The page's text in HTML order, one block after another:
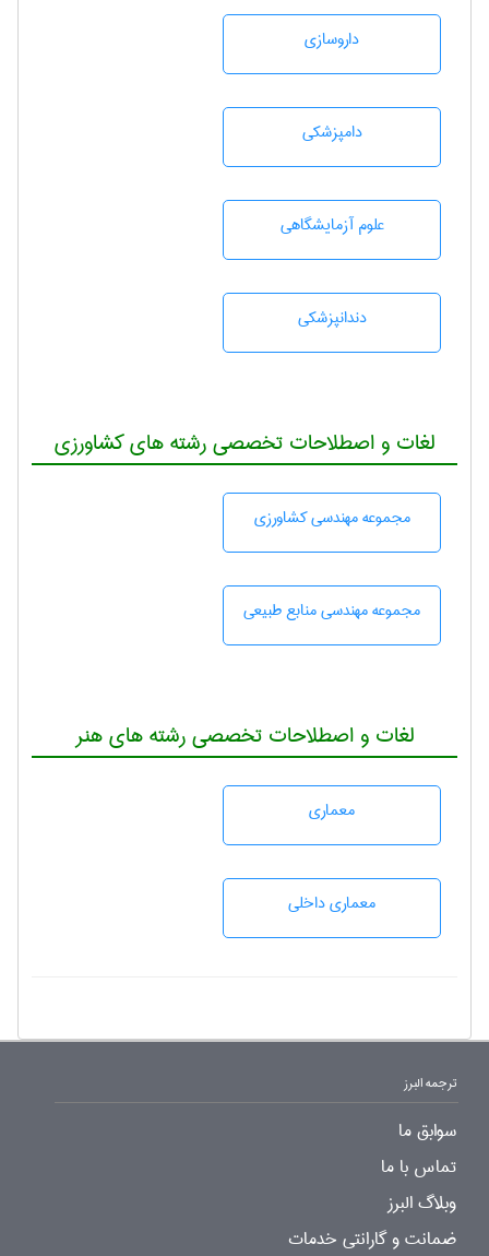
داروسازی
دامپزشكی
علوم آزمايشگاهی
دندانپزشكی
لغات و اصطلاحات تخصصی رشته های کشاورزی
مجموعه مهندسی كشاورزی
مجموعه مهندسی منابع طبيعی
لغات و اصطلاحات تخصصی رشته های هنر
معماری
معماری داخلی
ترجمه البرز
سوابق ما
تماس با ما
وبلاگ البرز
ضمانت و گارانتی خدمات